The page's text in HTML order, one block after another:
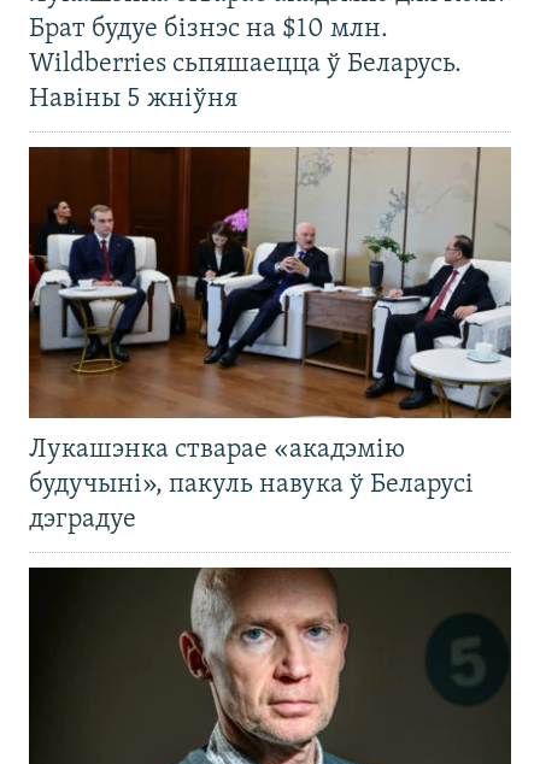
Брат будуе бізнэс на $10 млн.
Wildberries сьпяшаецца ў Беларусь.
Навіны 5 жніўня
Лукашэнка стварае «акадэмію
будучыні», пакуль навука ў Беларусі
дэградуе